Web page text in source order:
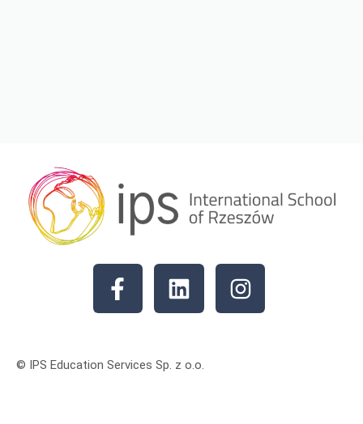
© IPS Education Services Sp. z o.o.